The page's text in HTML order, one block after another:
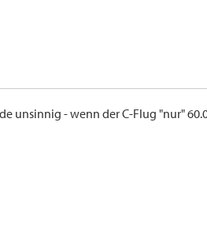
unsinnig - wenn der C-Flug "nur"